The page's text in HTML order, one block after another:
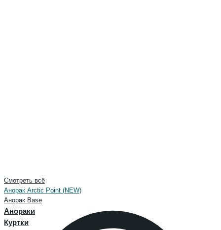
Смотреть всё
Анорак Arctic Point (NEW)
Анорак Base
Анораки
Куртки